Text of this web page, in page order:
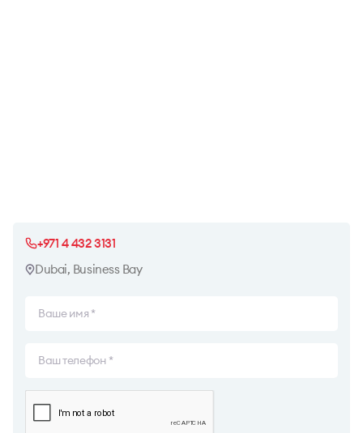
+971 4 432 3131
Dubai, Business Bay